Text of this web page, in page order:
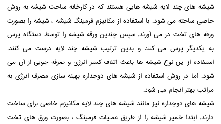
شیشه های چند لایه شیشه هایی هستند که در کارخانه ساخت شیشه به روش
خاصی ساخته می شود. با استفاده از مکانیزم فرمینگ شیشه ، شیشه را بصورت
ورقه های تخت در می آورند. سپس چندین ورقه شیشه را توسط دستگاه پرس
به یکدیگر پرس می کنند و بدین ترتیب شیشه چند لایه درست می کنند.
استفاده از این نوع شیشه ها باعث اتلاف کمتر انرژی و صرفه جویی از آن می
شود. اما در روش استفاده از شیشه های دوجداره بهینه سازی مصرف انرژی به
مراتب بهتر انجام می شود.
شیشه های دوجداره نیز مانند شیشه های چند لایه مکانیزم خاصی برای ساخت
دارند. ابتدا خمیر شیشه را از طریق عملیات فرمینگ ، بصورت ورق های تخت